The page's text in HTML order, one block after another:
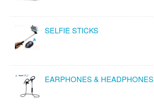
SELFIE STICKS
EARPHONES & HEADPHONES